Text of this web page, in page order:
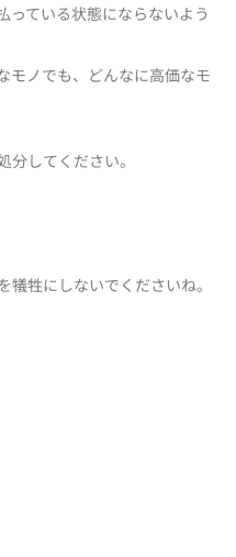
っている状態にならないよう
モノでも、どんなに高価なモ
してください。
牲にしないでくださいね。